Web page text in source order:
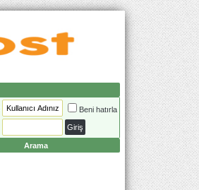
Beni hatırla
Arama